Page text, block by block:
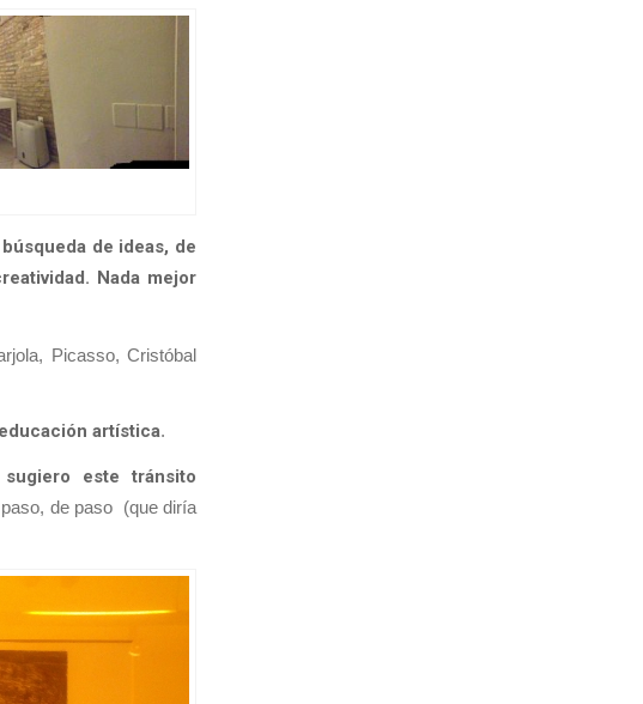
de ideas, de
Nada mejor
Picasso, Cristóbal
artística.
este tránsito
de paso (que diría